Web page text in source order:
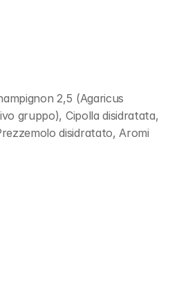
2,5 (Agaricus
gruppo), Cipolla disidratata,
disidratato, Aromi